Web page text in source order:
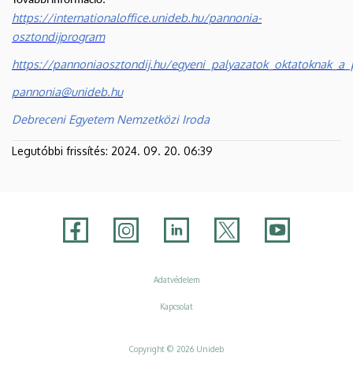
https://internationaloffice.unideb.hu/pannonia-
osztondijprogram
https://pannoniaosztondij.hu/
pannonia@unideb.hu
Debreceni Egyetem Nemzetközi Iroda
Legutóbbi frissítés: 2024. 09. 20. 06:39
Adatvédelem
Kapcsolat
Copyright © 2026 Unideb